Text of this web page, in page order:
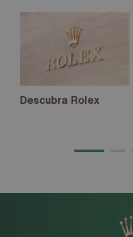
Descubra Rolex